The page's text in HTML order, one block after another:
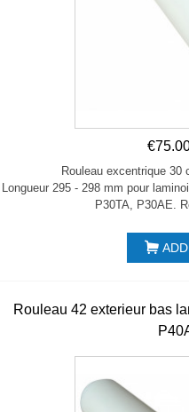
Rouleau excentrique
Longueur 295 - 298 mm pour
P30TA, P30AE.
Rouleau 42 exterieur bas